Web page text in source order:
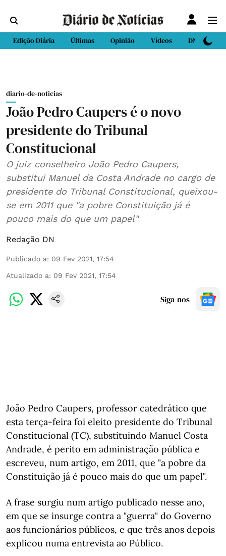
Edição Diária Últimas Opinião Vídeos DN Sport
diario-de-noticias
João Pedro Caupers é o novo
presidente do Tribunal
Constitucional
O juiz conselheiro João Pedro Caupers,
substitui Manuel da Costa Andrade no cargo de
presidente do Tribunal Constitucional, queixou-
se em 2011 que "a pobre Constituição já é
pouco mais do que um papel"
Redação DN
Publicado a: 09 Fev 2021, 17:54
Atualizado a: 09 Fev 2021, 17:54
Siga-nos
João Pedro Caupers, professor catedrático que
esta terça-feira foi eleito presidente do Tribunal
Constitucional (TC), substituindo Manuel Costa
Andrade, é perito em administração pública e
escreveu, num artigo, em 2011, que "a pobre da
Constituição já é pouco mais do que um papel".
A frase surgiu num artigo publicado nesse ano,
em que se insurge contra a "guerra" do Governo
aos funcionários públicos, e que três anos depois
explicou numa entrevista ao Público.